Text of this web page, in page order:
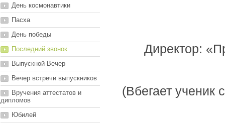
День космонавтики
Пасха
День победы
Последний звонок
Выпускной Вечер
Вечер встречи выпускников
Вручения аттестатов и
дипломов
Юбилей
Директор:
(Вбегает ученик